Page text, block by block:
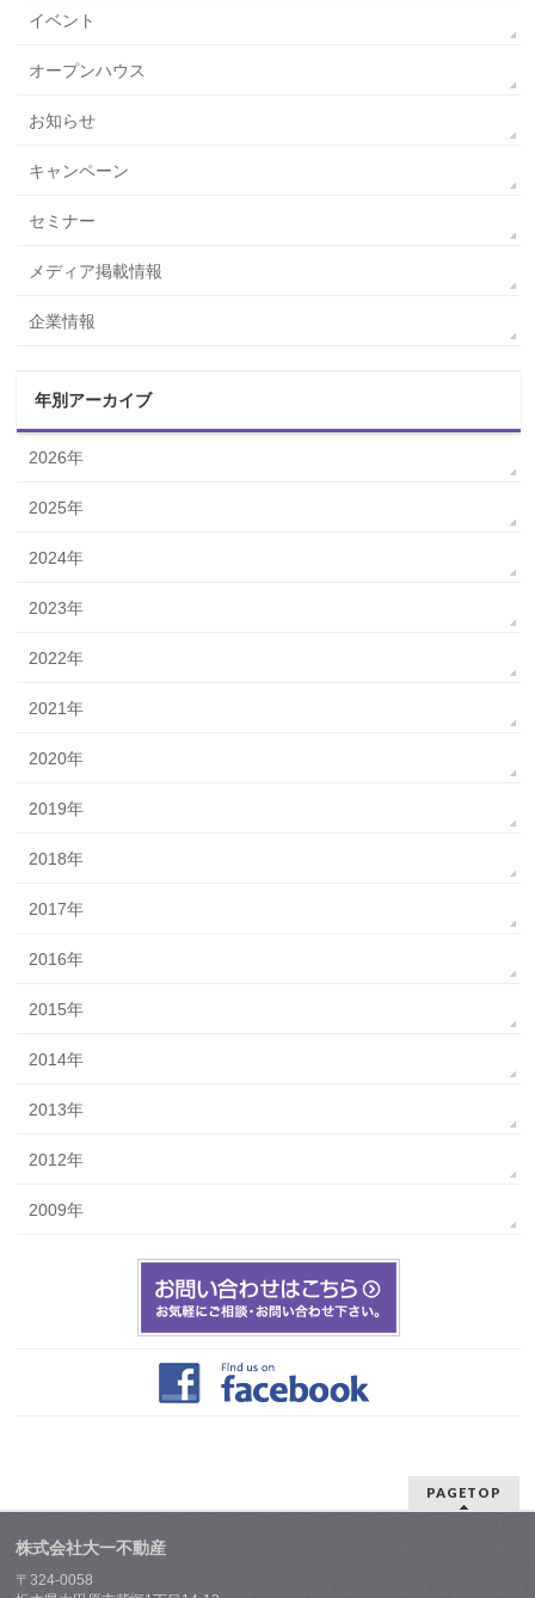
イベント
オープンハウス
お知らせ
キャンペーン
セミナー
メディア掲載情報
企業情報
年別アーカイブ
2026年
2025年
2024年
2023年
2022年
2021年
2020年
2019年
2018年
2017年
2016年
2015年
2014年
2013年
2012年
2009年
PAGETOP
株式会社大一不動産
〒324-0058